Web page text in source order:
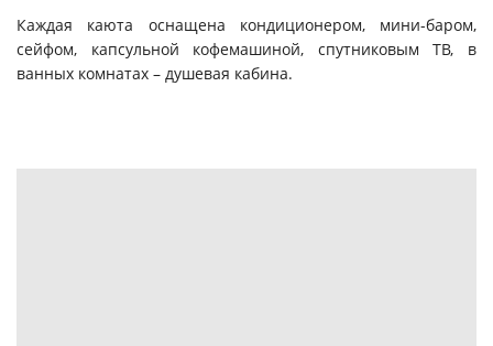
Каждая каюта оснащена кондиционером, мини-баром,
сейфом, капсульной кофемашиной, спутниковым ТВ, в
ванных комнатах – душевая кабина.